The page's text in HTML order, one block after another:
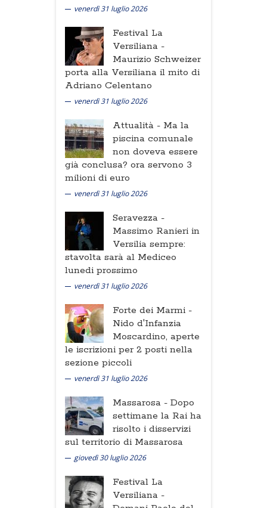
venerdì 31 luglio 2026
Festival La
Versiliana -
Maurizio Schweizer
porta alla Versiliana il mito di
Adriano Celentano
venerdì 31 luglio 2026
Attualità - Ma la
piscina comunale
non doveva essere
già conclusa? ora servono 3
milioni di euro
venerdì 31 luglio 2026
Seravezza -
Massimo Ranieri in
Versilia sempre:
stavolta sarà al Mediceo
lunedi prossimo
venerdì 31 luglio 2026
Forte dei Marmi -
Nido d'Infanzia
Moscardino, aperte
le iscrizioni per 2 posti nella
sezione piccoli
venerdì 31 luglio 2026
Massarosa - Dopo
settimane la Rai ha
risolto i disservizi
sul territorio di Massarosa
giovedì 30 luglio 2026
Festival La
Versiliana -